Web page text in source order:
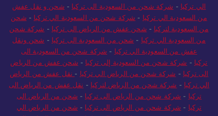
الي تركيا - شركة شحن من السعودية الى تركيا - شحن و نقل عفش
من السعودية الي تركيا - شركة شحن من السعودية الي تركيا - شحن
من السعودية لتركيا - شحن عفش من الرياض الى تركيا - شركة شحن
من السعودية الي تركيا - شحن من السعودية الى تركيا - شحن ونقل
عفش من السعودية الي تركيا - شركة شحن من السعودية الى
تركيا - شركة شحن من السعودية إلى تركيا - شحن عفش من الرياض
الى تركيا - شركة شحن من الرياض الي تركيا - نقل عفش من الرياض
الي تركيا - شركة شحن من الرياض لتركيا - نقل عفش من الرياض الى
تركيا - شركة شحن من الرياض الى تركيا - شحن من الرياض الى
تركيا - شركة شحن من الرياض الى تركيا - شحن من الرياض الي